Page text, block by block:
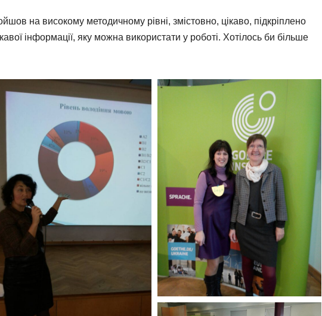
на високому методичному рівні, змістовно, цікаво, підкріплено
інформації, яку можна використати у роботі. Хотілось би більше